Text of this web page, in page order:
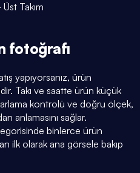
Takım
fotoğrafı
yapıyorsanız, ürün
Takı ve saatte ürün küçük
kontrolü ve doğru ölçek,
anlamasını sağlar.
binlerce ürün
ilk olarak ana görsele bakıp